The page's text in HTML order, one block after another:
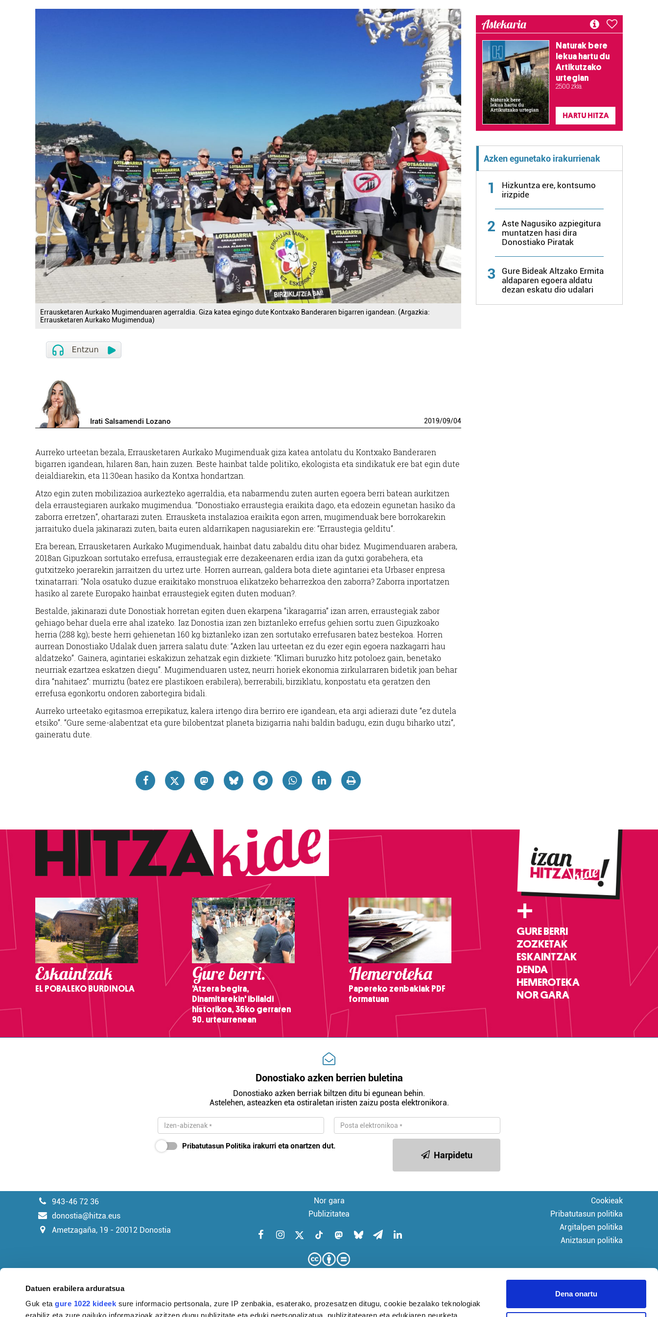
Datuen erabilera arduratsua
Guk etagure 1022 kideek sure informacio pertsonala, zure IP zenbakia, esaterako, prozesatzen ditugu, cookie bezalako teknologiak
Dena onartu
Errausketaren Aurkako Mugimenduaren agerraldia. Giza katea egingo dute Kontxako Banderaren bigarren igandean. (Argazkia:
Errausketaren Aurkako Mugimendua)
Irati Salsamendi Lozano 2019/09/04
Aurreko urteetan bezala, Errausketaren Aurkako Mugimenduak giza katea antolatu du Kontxako Banderaren
bigarren igandean, hilaren 8an, hain zuzen. Beste hainbat talde politiko, ekologista eta sindikatuk ere bat egin dute
deialdiarekin, eta 11:30ean hasiko da Kontxa hondartzan.
Atzo egin zuten mobilizazioa aurkezteko agerraldia, eta nabarmendu zuten aurten egoera berri batean aurkitzen
dela erraustegiaren aurkako mugimendua. “Donostiako erraustegia eraikita dago, eta edozein egunetan hasiko da
zaborra erretzen”, ohartarazi zuten. Errausketa instalazioa eraikita egon arren, mugimenduak bere borrokarekin
jarraituko duela jakinarazi zuten, baita euren aldarrikapen nagusiarekin ere: “Erraustegia gelditu”.
Era berean, Errausketaren Aurkako Mugimenduak, hainbat datu zabaldu ditu ohar bidez. Mugimenduaren arabera,
2018an Gipuzkoan sortutako errefusa, erraustegiak erre dezakeenaren erdia izan da gutxi gorabehera, eta
gutxitzeko joerarekin jarraitzen du urtez urte. Horren aurrean, galdera bota diete agintariei eta Urbaser enpresa
txinatarrari: “Nola osatuko duzue eraikitako monstruoa elikatzeko beharrezkoa den zaborra? Zaborra inportatzen
hasiko al zarete Europako hainbat erraustegiek egiten duten moduan?.
Bestalde, jakinarazi dute Donostiak horretan egiten duen ekarpena “ikaragarria” izan arren, erraustegiak zabor
gehiago behar duela erre ahal izateko. Iaz Donostia izan zen biztanleko errefus gehien sortu zuen Gipuzkoako
herria (288 kg); beste herri gehienetan 160 kg biztanleko izan zen sortutako errefusaren batez bestekoa. Horren
aurrean Donostiako Udalak duen jarrera salatu dute: “Azken lau urteetan ez du ezer egin egoera nazkagarri hau
aldatzeko”. Gainera, agintariei eskakizun zehatzak egin dizkiete: “Klimari buruzko hitz potoloez gain, benetako
neurriak ezartzea eskatzen diegu”. Mugimenduaren ustez, neurri horiek ekonomia zirkularraren bidetik joan behar
dira “nahitaez”: murriztu (batez ere plastikoen erabilera), berrerabili, birziklatu, konpostatu eta geratzen den
errefusa egonkortu ondoren zabortegira bidali.
Aurreko urteetako egitasmoa errepikatuz, kalera irtengo dira berriro ere igandean, eta argi adierazi dute “ez dutela
etsiko”. “Gure seme-alabentzat eta gure bilobentzat planeta bizigarria nahi baldin badugu, ezin dugu biharko utzi”,
gaineratu dute.
Astekaria
Naturak bere
lekua hartu du
Artikutzako
urtegian
2.500 zkia.
HARTU HITZA
Azken egunetako irakurrienak
1
Hizkuntza ere, kontsumo
irizpide
2
Aste Nagusiko azpiegitura
muntatzen hasi dira
Donostiako Piratak
3
Gure Bideak Altzako Ermita
aldaparen egoera aldatu
dezan eskatu dio udalari
Eskaintzak
EL POBALEKO BURDINOLA
Gure berri.
'Atzera begira,
Dinamitarekin' ibilaldi
historikoa, 36ko gerraren
90. urteurrenean
Hemeroteka
Papereko zenbakiak PDF
formatuan
+
GURE BERRI
ZOZKETAK
ESKAINTZAK
DENDA
HEMEROTEKA
NOR GARA
Donostiako azken berrien buletina
Donostiako azken berriak biltzen ditu bi egunean behin.
Astelehen, asteazken eta ostiraletan iristen zaizu posta elektronikora.
Pribatutasun Politika irakurri eta onartzen dut.
Harpidetu
943-46 72 36
donostia@hitza.eus
Ametzagaña, 19 - 20012 Donostia
Nor gara
Publizitatea
Cookieak
Pribatutasun politika
Argitalpen politika
Aniztasun politika